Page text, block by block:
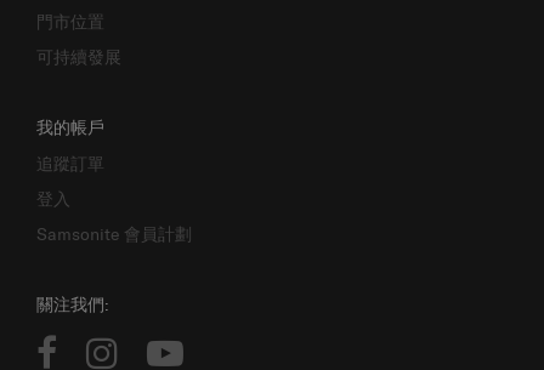
門市位置
可持續發展
我的帳戶
追蹤訂單
登入
Samsonite 會員計劃
關注我們: